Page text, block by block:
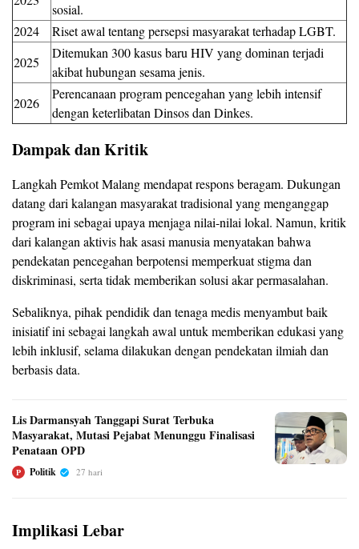
sosial.
2024
Riset awal tentang persepsi masyarakat terhadap LGBT.
2025
Ditemukan 300 kasus baru HIV yang dominan terjadi
akibat hubungan sesama jenis.
2026
Perencanaan program pencegahan yang lebih intensif
dengan keterlibatan Dinsos dan Dinkes.
Dampak dan Kritik
Langkah Pemkot Malang mendapat respons beragam. Dukungan
datang dari kalangan masyarakat tradisional yang menganggap
program ini sebagai upaya menjaga nilai-nilai lokal. Namun, kritik
dari kalangan aktivis hak asasi manusia menyatakan bahwa
pendekatan pencegahan berpotensi memperkuat stigma dan
diskriminasi, serta tidak memberikan solusi akar permasalahan.
Sebaliknya, pihak pendidik dan tenaga medis menyambut baik
inisiatif ini sebagai langkah awal untuk memberikan edukasi yang
lebih inklusif, selama dilakukan dengan pendekatan ilmiah dan
berbasis data.
Lis Darmansyah Tanggapi Surat Terbuka
Masyarakat, Mutasi Pejabat Menunggu Finalisasi
Penataan OPD
P Politik 27 hari
Implikasi Lebar